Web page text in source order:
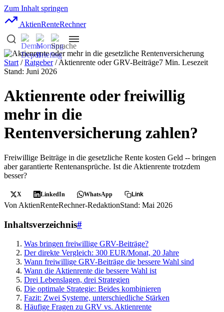
Zum Inhalt springen
AktienRenteRechner
Start /Ratgeber/ Aktienrente oder GRV-Beiträge7 Min. Lesezeit
Stand: Juni 2026
Aktienrente oder freiwillig
mehr in die
Rentenversicherung zahlen?
Freiwillige Beiträge in die gesetzliche Rente kosten Geld -- bringen
aber garantierte Rentenansprüche. Ist die Aktienrente trotzdem
besser?
X LinkedIn WhatsApp Link
Von AktienRenteRechner-RedaktionStand: Mai 2026
Inhaltsverzeichnis#
Was bringen freiwillige GRV-Beiträge?
Der direkte Vergleich: 300 EUR/Monat, 20 Jahre
Wann freiwillige GRV-Beiträge die bessere Wahl sind
Wann die Aktienrente die bessere Wahl ist
Drei Lebenslagen, drei Strategien
Die optimale Strategie: Beides kombinieren
Fazit: Zwei Systeme, unterschiedliche Stärken
Häufige Fragen zu GRV vs. Aktienrente